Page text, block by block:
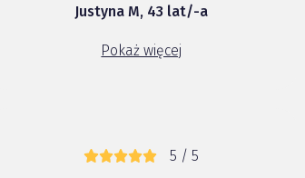
Justyna M, 43 lat/-a
Pokaż więcej
5 / 5